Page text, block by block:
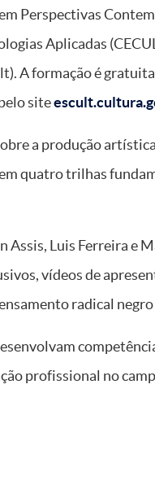
Perspectivas
Aplicadas
A formação é
site
a produção
quatro trilhas
Luis Ferreira e
vídeos de
radical
profissional no